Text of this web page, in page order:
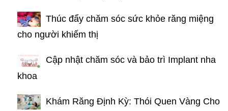
Thúc đẩy chăm sóc sức khỏe răng miệng
cho người khiếm thị
Cập nhật chăm sóc và bảo trì Implant nha
khoa
Khám Răng Định Kỳ: Thói Quen Vàng Cho